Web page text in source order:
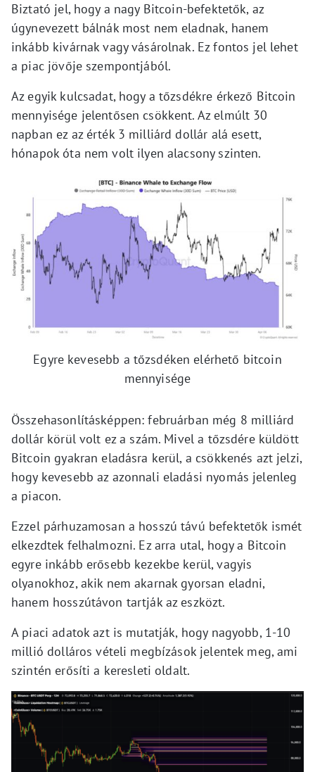
Biztató jel, hogy a nagy Bitcoin-befektetők, az
úgynevezett bálnák most nem eladnak, hanem
inkább kivárnak vagy vásárolnak. Ez fontos jel lehet
a piac jövője szempontjából.
Az egyik kulcsadat, hogy a tőzsdékre érkező Bitcoin
mennyisége jelentősen csökkent. Az elmúlt 30
napban ez az érték 3 milliárd dollár alá esett,
hónapok óta nem volt ilyen alacsony szinten.
Egyre kevesebb a tőzsdéken elérhető bitcoin
mennyisége
Összehasonlításképpen: februárban még 8 milliárd
dollár körül volt ez a szám. Mivel a tőzsdére küldött
Bitcoin gyakran eladásra kerül, a csökkenés azt jelzi,
hogy kevesebb az azonnali eladási nyomás jelenleg
a piacon.
Ezzel párhuzamosan a hosszú távú befektetők ismét
elkezdtek felhalmozni. Ez arra utal, hogy a Bitcoin
egyre inkább erősebb kezekbe kerül, vagyis
olyanokhoz, akik nem akarnak gyorsan eladni,
hanem hosszútávon tartják az eszközt.
A piaci adatok azt is mutatják, hogy nagyobb, 1-10
millió dolláros vételi megbízások jelentek meg, ami
szintén erősíti a keresleti oldalt.